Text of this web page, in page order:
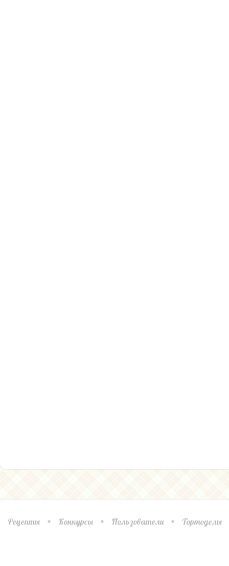
Рецепты Конкурсы Пользователи Тортоделы